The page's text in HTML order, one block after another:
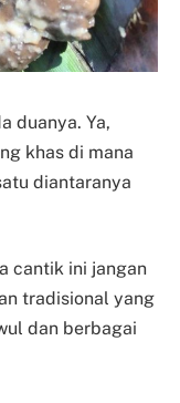
duanya. Ya,
khas di mana
diantaranya
cantik ini jangan
tradisional yang
dan berbagai